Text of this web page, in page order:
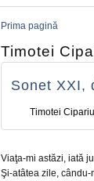
Prima pagină
Timotei
Sonet XXI,
Timotei Cipariu
Viaţa-mi astăzi, iată
Şi-atâtea zile, cându-